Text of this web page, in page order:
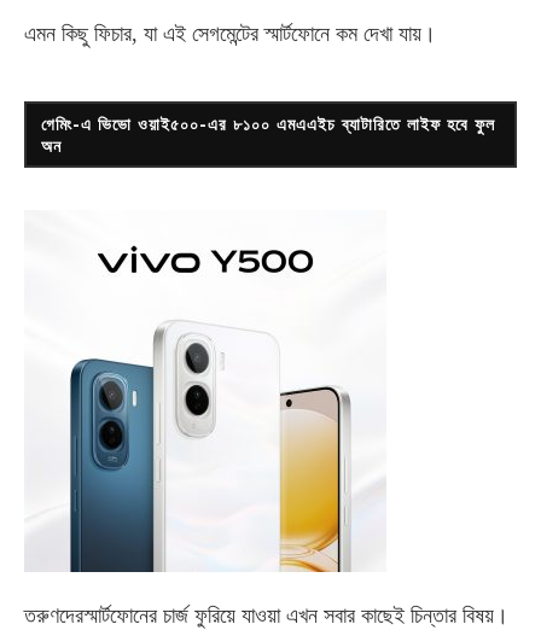
এমন কিছু ফিচার, যা এই সেগমেন্টের স্মার্টফোনে কম দেখা যায়।
গেমিং-এ ভিভো ওয়াই৫০০-এর ৮১০০ এমএএইচ ব্যাটারিতে লাইফ হবে ফুল
অন
তরুণদেরস্মার্টফোনের চার্জ ফুরিয়ে যাওয়া এখন সবার কাছেই চিন্তার বিষয়।